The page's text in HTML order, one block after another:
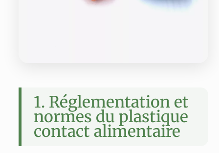
1. Réglementation et
normes du plastique
contact alimentaire